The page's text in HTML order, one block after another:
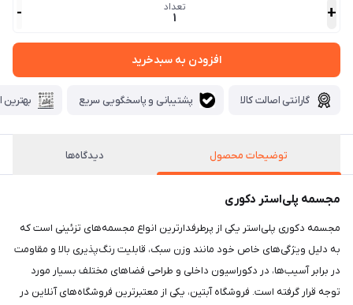
+ تعداد
1
-
افزودن به سبدخرید
گارانتی اصالت کالا پشتیبانی و پاسخگویی سریع بهترین
توضیحات محصول دیدگاه‌ها
مجسمه پلی‌استر دکوری
مجسمه دکوری پلی‌استر یکی از پرطرفدارترین انواع مجسمه‌های تزئینی است که
به دلیل ویژگی‌های خاص خود مانند وزن سبک، قابلیت رنگ‌پذیری بالا و مقاومت
در برابر آسیب‌ها، در دکوراسیون داخلی و طراحی فضاهای مختلف بسیار مورد
توجه قرار گرفته است. فروشگاه آبتین، یکی از معتبرترین فروشگاه‌های آنلاین در